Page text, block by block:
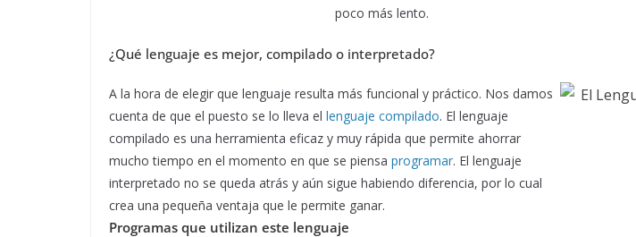
poco más lento.
¿Qué lenguaje es mejor, compilado o interpretado?
A la hora de elegir que lenguaje resulta más funcional y práctico. Nos damos
cuenta de que el puesto se lo lleva el lenguaje compilado. El lenguaje
compilado es una herramienta eficaz y muy rápida que permite ahorrar
mucho tiempo en el momento en que se piensa programar. El lenguaje
interpretado no se queda atrás y aún sigue habiendo diferencia, por lo cual
crea una pequeña ventaja que le permite ganar.
Programas que utilizan este lenguaje